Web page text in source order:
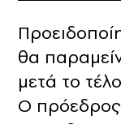
θα
μετά το
Ο